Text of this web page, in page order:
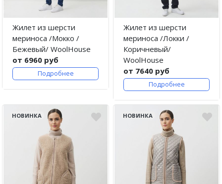
Жилет из шерсти
мериноса /Мокко /
Бежевый/ WoolHouse
от 6960 руб
Подробнее
Жилет из шерсти
мериноса /Локки /
Коричневый/
WoolHouse
от 7640 руб
Подробнее
НОВИНКА НОВИНКА